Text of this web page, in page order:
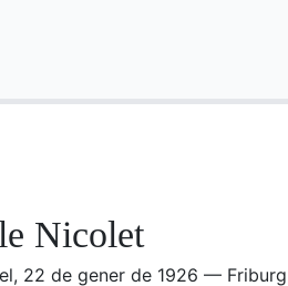
Nicolet
22 de gener de 1926 —